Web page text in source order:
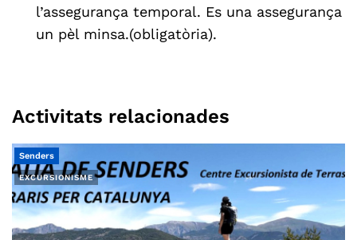
l’assegurança temporal. Es una assegurança
un pèl minsa.(obligatòria).
Activitats relacionades
EXCURSIONISME
Senders